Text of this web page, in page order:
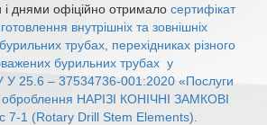
і днями офіційно отримало сертифікат
внутрішніх та зовнішніх
трубах, перехідниках різного
бурильних трубах у
У 25.6 – 37534736-001:2020 «Послуги
НАРІЗІ КОНІЧНІ ЗАМКОВІ
7-1 (Rotary Drill Stem Elements).